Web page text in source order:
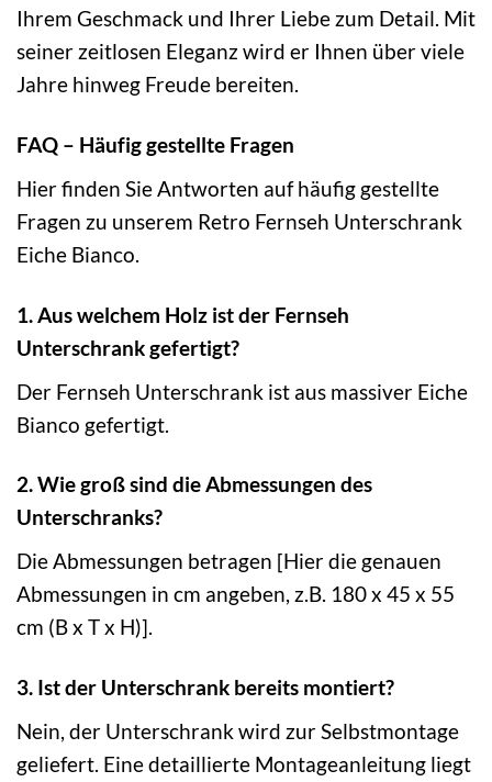
Ihrem Geschmack und Ihrer Liebe zum Detail. Mit
seiner zeitlosen Eleganz wird er Ihnen über viele
Jahre hinweg Freude bereiten.
FAQ – Häufig gestellte Fragen
Hier finden Sie Antworten auf häufig gestellte
Fragen zu unserem Retro Fernseh Unterschrank
Eiche Bianco.
1. Aus welchem Holz ist der Fernseh
Unterschrank gefertigt?
Der Fernseh Unterschrank ist aus massiver Eiche
Bianco gefertigt.
2. Wie groß sind die Abmessungen des
Unterschranks?
Die Abmessungen betragen [Hier die genauen
Abmessungen in cm angeben, z.B. 180 x 45 x 55
cm (B x T x H)].
3. Ist der Unterschrank bereits montiert?
Nein, der Unterschrank wird zur Selbstmontage
geliefert. Eine detaillierte Montageanleitung liegt